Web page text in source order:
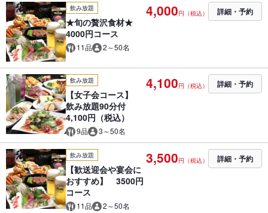
飲み放題
★旬の贅沢食材★
4000円コース
11品 2～50名
4,000円（税込） 詳細・予約
飲み放題
【女子会コース】
飲み放題90分付
4,100円（税込）
9品 3～50名
4,100円（税込） 詳細・予約
飲み放題
【歓送迎会や宴会に
おすすめ】 3500円
コース
11品 2～50名
3,500円（税込） 詳細・予約